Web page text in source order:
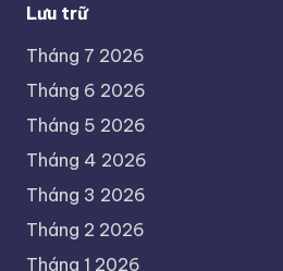
Lưu trữ
Tháng 7 2026
Tháng 6 2026
Tháng 5 2026
Tháng 4 2026
Tháng 3 2026
Tháng 2 2026
Tháng 1 2026